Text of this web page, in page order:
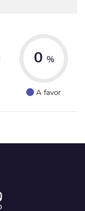
0 %
A favor